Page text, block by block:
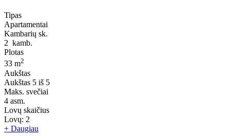
Tipas
Apartamentai
Kambarių sk.
2 kamb.
Plotas
33 m2
Aukštas
Aukštas 5 iš 5
Maks. svečiai
4 asm.
Lovų skaičius
Lovų: 2
+ Daugiau